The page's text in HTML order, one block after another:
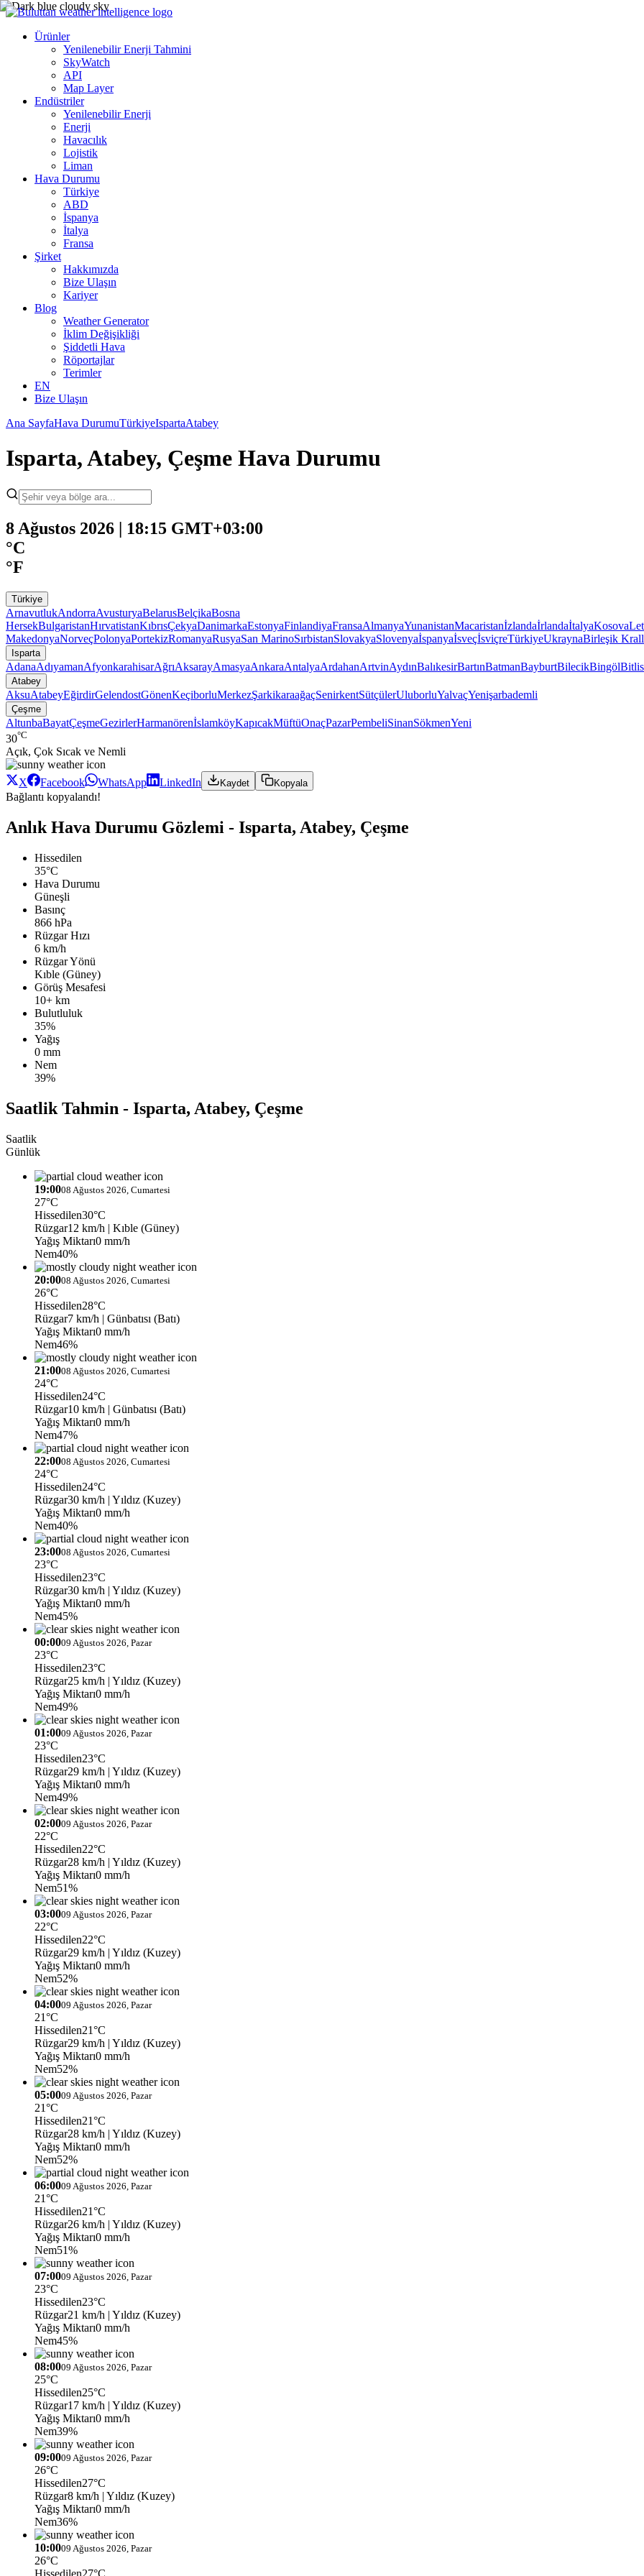
Ürünler
Yenilenebilir Enerji Tahmini
SkyWatch
API
Map Layer
Endüstriler
Yenilenebilir Enerji
Enerji
Havacılık
Lojistik
Liman
Hava Durumu
Türkiye
ABD
İspanya
İtalya
Fransa
Şirket
Hakkımızda
Bize Ulaşın
Kariyer
Blog
Weather Generator
İklim Değişikliği
Şiddetli Hava
Röportajlar
Terimler
EN
Bize Ulaşın
Ana SayfaHava DurumuTürkiyeIspartaAtabey
Isparta, Atabey, Çeşme Hava Durumu
8 Ağustos 2026 | 18:15 GMT+03:00
°C
°F
Türkiye
ArnavutlukAndorraAvusturyaBelarusBelçikaBosna
HersekBulgaristanHırvatistanKıbrısÇekyaDanimarkaEstonyaFinlandiyaFransaAlmanyaYunanistanMacaristanİzlandaİrlandaİtalyaKosova
MakedonyaNorveçPolonyaPortekizRomanyaRusyaSan MarinoSırbistanSlovakyaSlovenyaİspanyaİsveçİsviçreTürkiyeUkraynaBirleşik
Isparta
AdanaAdıyamanAfyonkarahisarAğrıAksarayAmasyaAnkaraAntalyaArdahanArtvinAydınBalıkesirBartınBatmanBayburtBilecikBingölBitlis
Atabey
AksuAtabeyEğirdirGelendostGönenKeçiborluMerkezŞarkikaraağaçSenirkentSütçülerUluborluYalvaçYenişarbademli
Çeşme
AltunbaBayatÇeşmeGezirlerHarmanörenİslamköyKapıcakMüftüOnaçPazarPembeliSinanSökmenYeni
30°C
Açık, Çok Sıcak ve Nemli
X Facebook WhatsApp LinkedIn Kaydet Kopyala
Bağlantı kopyalandı!
Anlık Hava Durumu Gözlemi - Isparta, Atabey, Çeşme
Hissedilen
35°C
Hava Durumu
Güneşli
Basınç
866 hPa
Rüzgar Hızı
6 km/h
Rüzgar Yönü
Kıble (Güney)
Görüş Mesafesi
10+ km
Bulutluluk
35%
Yağış
0 mm
Nem
39%
Saatlik Tahmin - Isparta, Atabey, Çeşme
Saatlik
Günlük
19:0008 Ağustos 2026, Cumartesi
27°C
Hissedilen30°C
Rüzgar12 km/h | Kıble (Güney)
Yağış Miktarı0 mm/h
Nem40%
20:0008 Ağustos 2026, Cumartesi
26°C
Hissedilen28°C
Rüzgar7 km/h | Günbatısı (Batı)
Yağış Miktarı0 mm/h
Nem46%
21:0008 Ağustos 2026, Cumartesi
24°C
Hissedilen24°C
Rüzgar10 km/h | Günbatısı (Batı)
Yağış Miktarı0 mm/h
Nem47%
22:0008 Ağustos 2026, Cumartesi
24°C
Hissedilen24°C
Rüzgar30 km/h | Yıldız (Kuzey)
Yağış Miktarı0 mm/h
Nem40%
23:0008 Ağustos 2026, Cumartesi
23°C
Hissedilen23°C
Rüzgar30 km/h | Yıldız (Kuzey)
Yağış Miktarı0 mm/h
Nem45%
00:0009 Ağustos 2026, Pazar
23°C
Hissedilen23°C
Rüzgar25 km/h | Yıldız (Kuzey)
Yağış Miktarı0 mm/h
Nem49%
01:0009 Ağustos 2026, Pazar
23°C
Hissedilen23°C
Rüzgar29 km/h | Yıldız (Kuzey)
Yağış Miktarı0 mm/h
Nem49%
02:0009 Ağustos 2026, Pazar
22°C
Hissedilen22°C
Rüzgar28 km/h | Yıldız (Kuzey)
Yağış Miktarı0 mm/h
Nem51%
03:0009 Ağustos 2026, Pazar
22°C
Hissedilen22°C
Rüzgar29 km/h | Yıldız (Kuzey)
Yağış Miktarı0 mm/h
Nem52%
04:0009 Ağustos 2026, Pazar
21°C
Hissedilen21°C
Rüzgar29 km/h | Yıldız (Kuzey)
Yağış Miktarı0 mm/h
Nem52%
05:0009 Ağustos 2026, Pazar
21°C
Hissedilen21°C
Rüzgar28 km/h | Yıldız (Kuzey)
Yağış Miktarı0 mm/h
Nem52%
06:0009 Ağustos 2026, Pazar
21°C
Hissedilen21°C
Rüzgar26 km/h | Yıldız (Kuzey)
Yağış Miktarı0 mm/h
Nem51%
07:0009 Ağustos 2026, Pazar
23°C
Hissedilen23°C
Rüzgar21 km/h | Yıldız (Kuzey)
Yağış Miktarı0 mm/h
Nem45%
08:0009 Ağustos 2026, Pazar
25°C
Hissedilen25°C
Rüzgar17 km/h | Yıldız (Kuzey)
Yağış Miktarı0 mm/h
Nem39%
09:0009 Ağustos 2026, Pazar
26°C
Hissedilen27°C
Rüzgar8 km/h | Yıldız (Kuzey)
Yağış Miktarı0 mm/h
Nem36%
10:0009 Ağustos 2026, Pazar
26°C
Hissedilen27°C